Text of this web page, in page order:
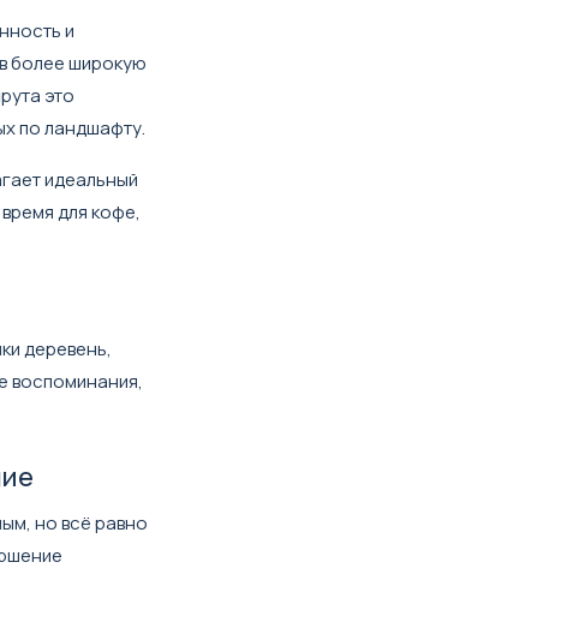
и
более широкую
это
по ландшафту.
идеальный
для кофе,
деревень,
воспоминания,
но всё равно